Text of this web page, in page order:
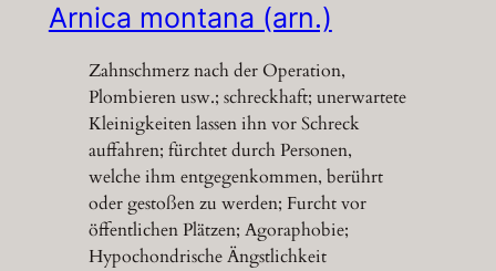
Arnica montana (arn.)
Zahnschmerz nach der Operation,
Plombieren usw.; schreckhaft; unerwartete
Kleinigkeiten lassen ihn vor Schreck
auffahren; fürchtet durch Personen,
welche ihm entgegenkommen, berührt
oder gestoßen zu werden; Furcht vor
öffentlichen Plätzen; Agoraphobie;
Hypochondrische Ängstlichkeit